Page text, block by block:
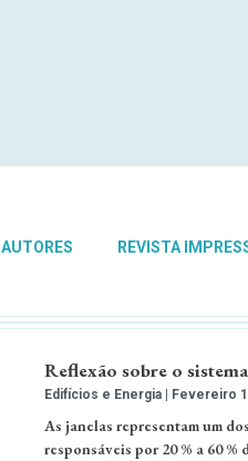
AUTORES REVISTA
Reflexão sobre o
Edifícios e Energia Fevereiro
As janelas representam um
responsáveis por 20 % a 60